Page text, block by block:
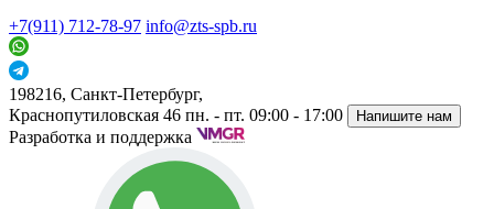
+7(911) 712-78-97 info@zts-spb.ru
198216, Санкт-Петербург,
Краснопутиловская 46 пн. - пт. 09:00 - 17:00 Напишите нам
Разработка и поддержка